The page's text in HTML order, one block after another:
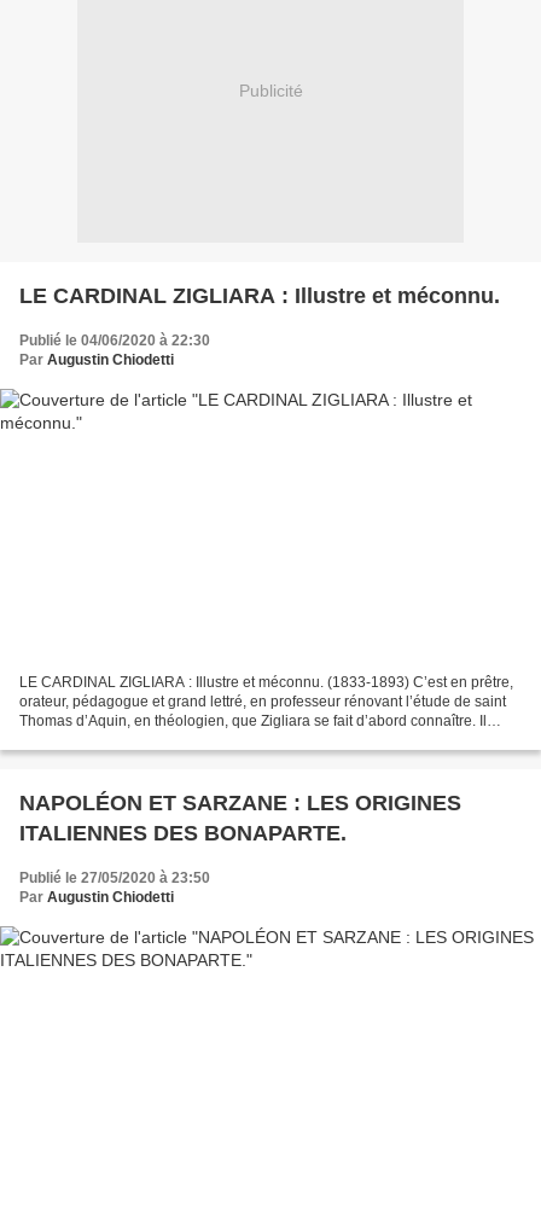
Publicité
LE CARDINAL ZIGLIARA : Illustre et méconnu.
Publié le 04/06/2020 à 22:30
Par Augustin Chiodetti
LE CARDINAL ZIGLIARA : Illustre et méconnu. (1833-1893) C’est en prêtre,
orateur, pédagogue et grand lettré, en professeur rénovant l’étude de saint
Thomas d’Aquin, en théologien, que Zigliara se fait d’abord connaître. Il
NAPOLÉON ET SARZANE : LES ORIGINES
ITALIENNES DES BONAPARTE.
Publié le 27/05/2020 à 23:50
Par Augustin Chiodetti